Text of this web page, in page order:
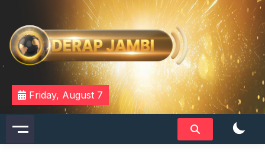
content
DERAPJAMBI
Friday, August 7